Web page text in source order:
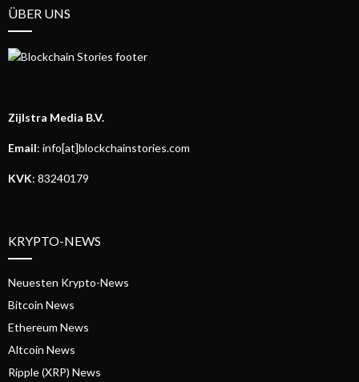
ÜBER UNS
Zijlstra Media B.V.
Email: info[at]blockchainstories.com
KVK: 83240179
KRYPTO-NEWS
Neuesten Krypto-News
Bitcoin News
Ethereum News
Altcoin News
Ripple (XRP) News